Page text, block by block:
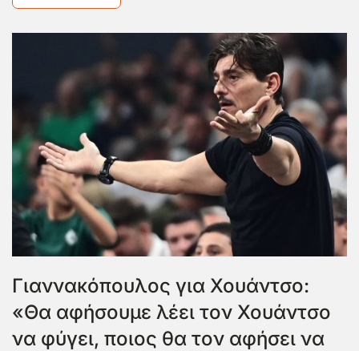
Γιαννακόπουλος για Χουάντσο:
«Θα αφήσουμε λέει τον Χουάντσο
να φύγει, ποιος θα τον αφήσει να